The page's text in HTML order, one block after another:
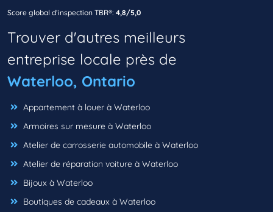
Score global d’inspection TBR®: 4,8/5,0
Trouver d'autres meilleurs
entreprise locale près de
Waterloo, Ontario
Appartement à louer à Waterloo
Armoires sur mesure à Waterloo
Atelier de carrosserie automobile à Waterloo
Atelier de réparation voiture à Waterloo
Bijoux à Waterloo
Boutiques de cadeaux à Waterloo